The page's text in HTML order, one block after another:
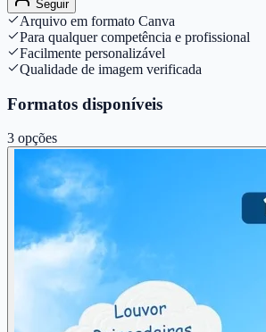
Seguir
Arquivo em formato Canva
Para qualquer competência e profissional
Facilmente personalizável
Qualidade de imagem verificada
Formatos disponíveis
3 opções